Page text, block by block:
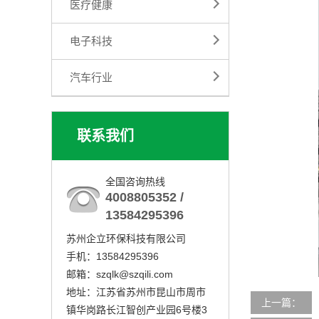
医疗健康
电子科技
汽车行业
联系我们
全国咨询热线
4008805352 /
13584295396
苏州企立环保科技有限公司
手机：13584295396
邮箱：szqlk@szqili.com
地址：江苏省苏州市昆山市周市
镇华岗路长江智创产业园6号楼3
上一篇：